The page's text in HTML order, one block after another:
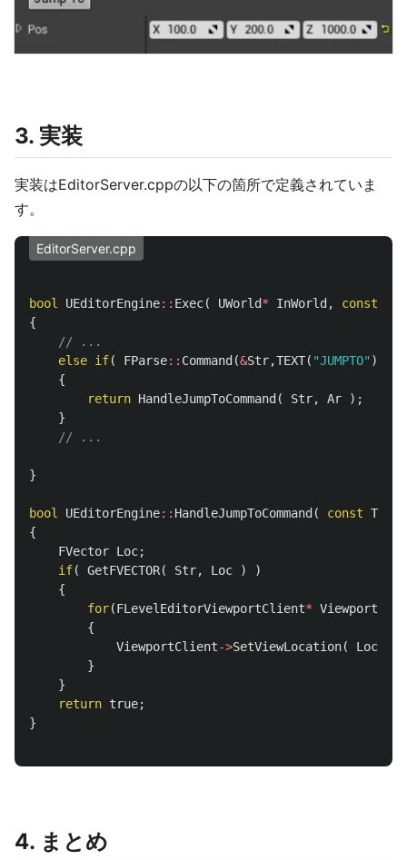
3. 実装
実装はEditorServer.cppの以下の箇所で定義されていま
す。
EditorServer.cpp
bool UEditorEngine:: Exec( UWorld* InWorld , const
{
// ...
else if( FParse:: Command (&Str,TEXT( "JUMPTO" ))
{
return HandleJumpToCommand ( Str, Ar
);
}
// ...
}
bool UEditorEngine:: HandleJumpToCommand ( const TCHAR
{
FVector Loc;
if( GetFVECTOR( Str, Loc )
)
{
for(FLevelEditorViewportClient*
{
ViewportClient->SetViewLocation( Loc
}
}
return true;
}
4. まとめ